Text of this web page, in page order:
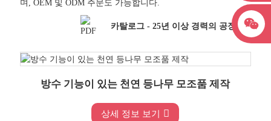
며, OEM 및 ODM 주문도 가능합니다.
카탈로그 - 25년 이상 경력의 공장
방수 기능이 있는 천연 등나무 모조품 제작
상세 정보 보기